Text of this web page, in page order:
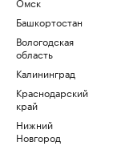
Башкортостан
Вологодская
область
Калининград
Краснодарский
край
Нижний
Новгород